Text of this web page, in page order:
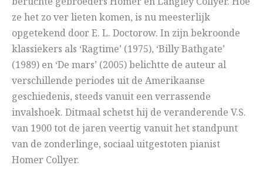
ze het zo ver lieten komen, is nu meesterlijk
opgetekend door E. L. Doctorow. In zijn bekroonde
klassiekers als ‘Ragtime’ (1975), ‘Billy Bathgate’
(1989) en ‘De mars’ (2005) belichtte de auteur al
verschillende periodes uit de Amerikaanse
geschiedenis, steeds vanuit een verrassende
invalshoek. Ditmaal schetst hij de veranderende V.S.
van 1900 tot de jaren veertig vanuit het standpunt
van de zonderlinge, sociaal uitgestoten pianist
Homer Collyer.